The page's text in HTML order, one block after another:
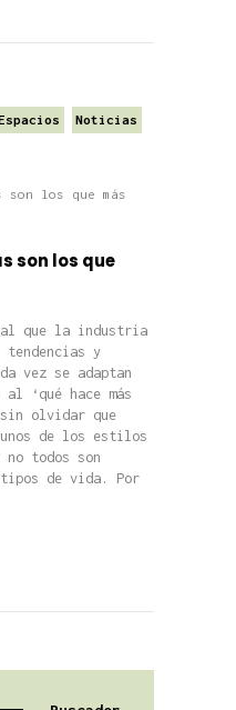
Noticias
son los que
que la industria
y
vez se adaptan
‘qué hace más
sin olvidar que
de los estilos
todos son
de vida. Por